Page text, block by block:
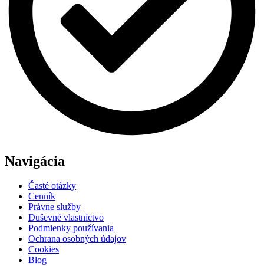
Navigácia
Časté otázky
Cenník
Právne služby
Duševné vlastníctvo
Podmienky používania
Ochrana osobných údajov
Cookies
Blog